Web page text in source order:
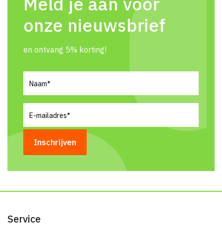
onze nieuwsbrief
en ontvang 5% korting!
mailadres(Vereist)
Service